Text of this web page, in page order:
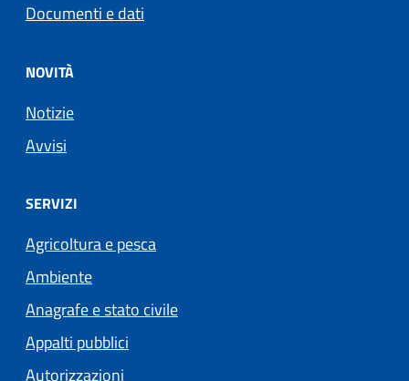
Documenti e dati
NOVITÀ
Notizie
Avvisi
SERVIZI
Agricoltura e pesca
Ambiente
Anagrafe e stato civile
Appalti pubblici
Autorizzazioni